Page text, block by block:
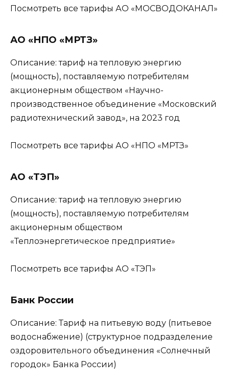
Посмотреть все тарифы АО «МОСВОДОКАНАЛ»
АО «НПО «МРТЗ»
Описание: тариф на тепловую энергию
(мощность), поставляемую потребителям
акционерным обществом «Научно-
производственное объединение «Московский
радиотехнический завод», на 2023 год
Посмотреть все тарифы АО «НПО «МРТЗ»
АО «ТЭП»
Описание: тариф на тепловую энергию
(мощность), поставляемую потребителям
акционерным обществом
«Теплоэнергетическое предприятие»
Посмотреть все тарифы АО «ТЭП»
Банк России
Описание: Тариф на питьевую воду (питьевое
водоснабжение) (структурное подразделение
оздоровительного объединения «Солнечный
городок» Банка России)